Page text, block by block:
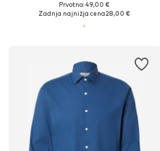
Prvotno: 49,00 €
Zadnja najnižja cena28,00 €